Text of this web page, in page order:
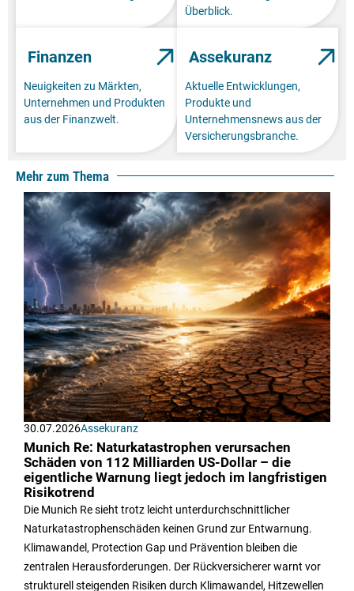
Überblick.
Finanzen
Neuigkeiten zu Märkten,
Unternehmen und Produkten
aus der Finanzwelt.
Assekuranz
Aktuelle Entwicklungen,
Produkte und
Unternehmensnews aus der
Versicherungsbranche.
Mehr zum Thema
30.07.2026Assekuranz
Munich Re: Naturkatastrophen verursachen
Schäden von 112 Milliarden US-Dollar – die
eigentliche Warnung liegt jedoch im langfristigen
Risikotrend
Die Munich Re sieht trotz leicht unterdurchschnittlicher
Naturkatastrophenschäden keinen Grund zur Entwarnung.
Klimawandel, Protection Gap und Prävention bleiben die
zentralen Herausforderungen. Der Rückversicherer warnt vor
strukturell steigenden Risiken durch Klimawandel, Hitzewellen